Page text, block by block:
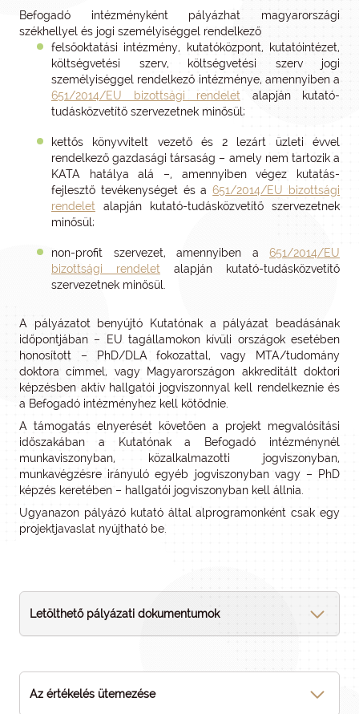
Befogadó intézményként pályázhat magyarországi
székhellyel és jogi személyiséggel rendelkező
felsőoktatási intézmény, kutatóközpont, kutatóintézet,
költségvetési szerv, költségvetési szerv jogi
személyiséggel rendelkező intézménye, amennyiben a
651/2014/EU bizottsági rendelet alapján kutató-
tudásközvetítő szervezetnek minősül;
kettős könyvvitelt vezető és 2 lezárt üzleti évvel
rendelkező gazdasági társaság – amely nem tartozik a
KATA hatálya alá –, amennyiben végez kutatás-
fejlesztő tevékenységet és a651/2014/EU bizottsági
rendelet alapján kutató-tudásközvetítő szervezetnek
minősül;
non-profit szervezet, amennyiben a 651/2014/EU
bizottsági rendelet alapján kutató-tudásközvetítő
szervezetnek minősül.
A pályázatot benyújtó Kutatónak a pályázat beadásának
időpontjában – EU tagállamokon kívüli országok esetében
honosított – PhD/DLA fokozattal, vagy MTA/tudomány
doktora címmel, vagy Magyarországon akkreditált doktori
képzésben aktív hallgatói jogviszonnyal kell rendelkeznie és
a Befogadó intézményhez kell kötődnie.
A támogatás elnyerését követően a projekt megvalósítási
időszakában a Kutatónak a Befogadó intézménynél
munkaviszonyban, közalkalmazotti jogviszonyban,
munkavégzésre irányuló egyéb jogviszonyban vagy – PhD
képzés keretében – hallgatói jogviszonyban kell állnia.
Ugyanazon pályázó kutató által alprogramonként csak egy
projektjavaslat nyújtható be.
Letölthető pályázati dokumentumok
Az értékelés ütemezése